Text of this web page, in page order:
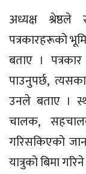
अध्यक्ष
पत्रकारहरूको
बताए ।
पाउनुपर्छ,
उनले बताए ।
चालक,
गरिसकिएको
यात्रुको बिमा